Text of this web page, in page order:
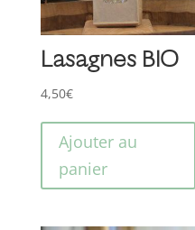
Lasagnes BIO
4,50€
Ajouter au
panier